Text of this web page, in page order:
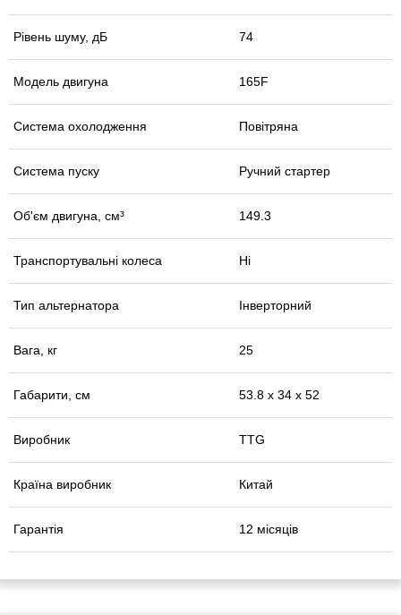
Рівень шуму, дБ 74
Модель двигуна 165F
Система охолодження Повітряна
Система пуску Ручний стартер
Об'єм двигуна, см³ 149.3
Транспортувальні колеса Ні
Тип альтернатора Інверторний
Вага, кг 25
Габарити, см 53.8 х 34 х 52
Виробник TTG
Країна виробник Китай
Гарантія 12 місяців